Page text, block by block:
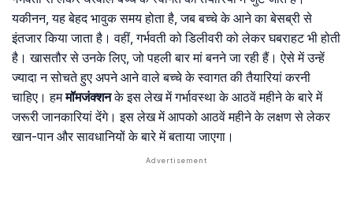
यकीनन, यह बेहद भावुक समय होता है, जब बच्चे के आने का बेसब्री से
इंतजार किया जाता है। वहीं, गर्भवती को डिलीवरी को लेकर घबराहट भी होती
है। खासतौर से उनके लिए, जो पहली बार मां बनने जा रही हैं। ऐसे में उन्हें
ज्यादा न सोचते हुए अपने आने वाले बच्चे के स्वागत की तैयारियां करनी
चाहिए। हममॉमजंक्शनके इस लेख में गर्भावस्था के आठवें महीने के बारे में
जरूरी जानकारियां देंगे। इस लेख में आपको आठवें महीने के लक्षण से लेकर
खान-पान और सावधानियों के बारे में बताया जाएगा।